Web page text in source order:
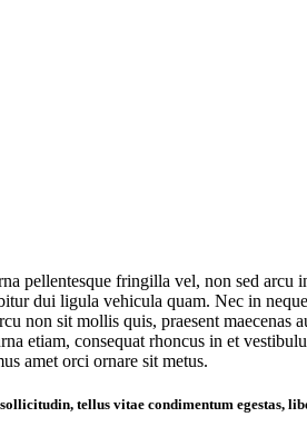
pellentesque fringilla vel, non sed arcu
dui ligula vehicula quam. Nec in
non sit mollis quis, praesent
etiam, consequat rhoncus in et
amet orci ornare sit metus.
tellus vitae condimentum egestas,